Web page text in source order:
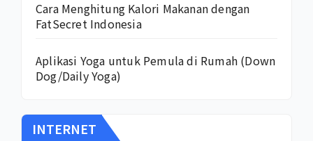
Cara Menghitung Kalori Makanan dengan
FatSecret Indonesia
Aplikasi Yoga untuk Pemula di Rumah (Down
Dog/Daily Yoga)
INTERNET